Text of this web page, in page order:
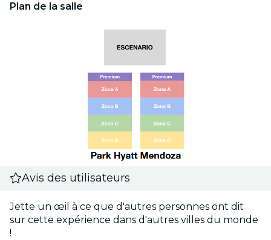
Plan de la salle
Avis des utilisateurs
Jette un œil à ce que d'autres personnes ont dit
sur cette expérience dans d'autres villes du monde
!